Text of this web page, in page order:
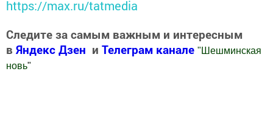
https://max.ru/tatmedia
Следите за самым важным и интересным
в Яндекс Дзен и Телеграм канале " Шешминская
новь"